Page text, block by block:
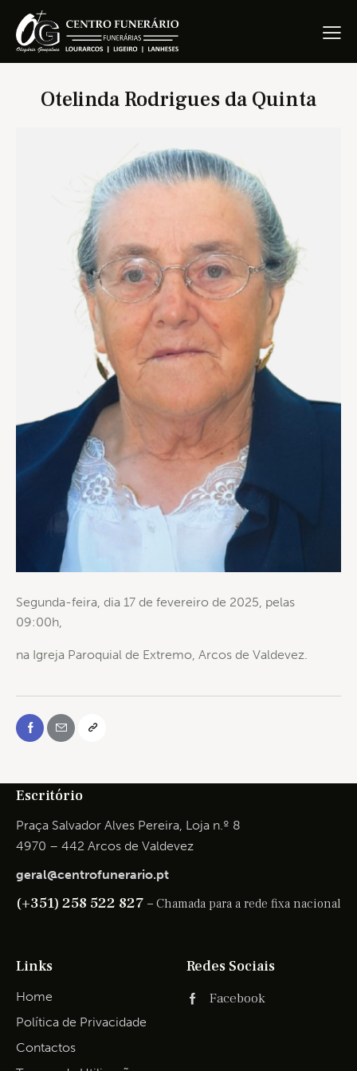
Otelinda Rodrigues da Quinta
Segunda-feira, dia 17 de fevereiro de 2025, pelas
09:00h,
na Igreja Paroquial de Extremo, Arcos de Valdevez.
Escritório
Praça Salvador Alves Pereira, Loja n.º 8
4970 – 442 Arcos de Valdevez
geral@centrofunerario.pt
(+351) 258 522 827 – Chamada para a rede fixa nacional
Links
Home
Política de Privacidade
Contactos
Redes Sociais
Facebook